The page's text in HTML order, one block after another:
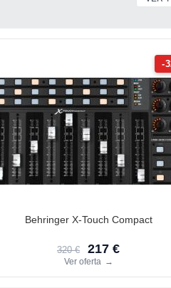
-
Behringer X-Touch Compact
320 € 217 €
Ver oferta →